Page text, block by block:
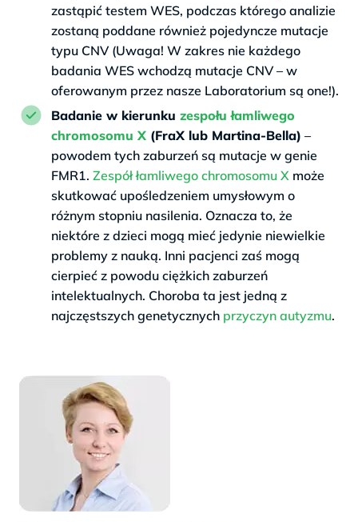
zastąpić testem WES, podczas którego analizie
zostaną poddane również pojedyncze mutacje
typu CNV (Uwaga! W zakres nie każdego
badania WES wchodzą mutacje CNV – w
oferowanym przez nasze Laboratorium są one!).
Badanie w kierunku zespołu łamliwego
chromosomu X (FraX lub Martina-Bella) –
powodem tych zaburzeń są mutacje w genie
FMR1. Zespół łamliwego chromosomu X może
skutkować upośledzeniem umysłowym o
różnym stopniu nasilenia. Oznacza to, że
niektóre z dzieci mogą mieć jedynie niewielkie
problemy z nauką. Inni pacjenci zaś mogą
cierpieć z powodu ciężkich zaburzeń
intelektualnych. Choroba ta jest jedną z
najczęstszych genetycznych przyczyn autyzmu.